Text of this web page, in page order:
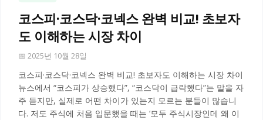
코스피·코스닥·코넥스 완벽 비교! 초보자
도 이해하는 시장 차이
📅 2025년 10월 28일
코스피·코스닥·코넥스 완벽 비교! 초보자도 이해하는 시장 차이
뉴스에서 “코스피가 상승했다”, “코스닥이 급락했다”는 말을 자
주 듣지만, 실제로 어떤 차이가 있는지 모르는 분들이 많습니
다. 저도 주식에 처음 입문했을 때는 ‘모두 주식시장인데 왜 이